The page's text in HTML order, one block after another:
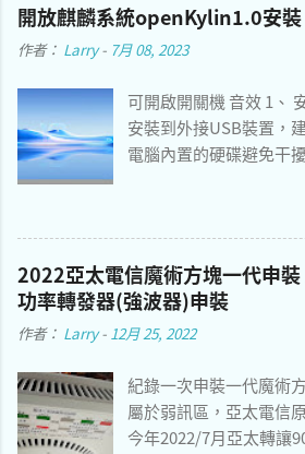
圖工具參考： Windows
易安裝，介面僅提供英
支持AppleM系列加速]
- Stable Diffusion
底下說明] 一張辦公室繪
開放麒麟系統openKylin1.0安裝
作者： Larry - 7月 08, 2023
可開啟開關機 音效 1、
安裝到外接USB裝置，
電腦內置的硬碟避免干
言看著有繁體中文，但
2012運行，就是開機時
是官方中國伺服器，建
外鏡像，可以參考以下
.org/g' \ /etc/apt/
面 4、 由於開放系統針
酷音輸入法會遇到各種
2022亞太電信魔術方塊一代申
功率轉發器(強波器)申裝
作者： Larry - 12月 25, 2022
紀錄一次申裝一代魔術
屬於弱訊區，亞太電信
今年2022/7月亞太轉讓